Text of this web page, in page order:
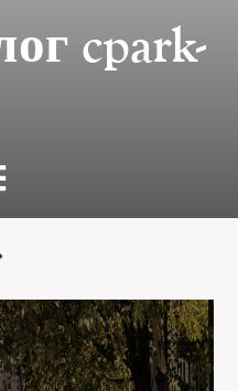
cpark-